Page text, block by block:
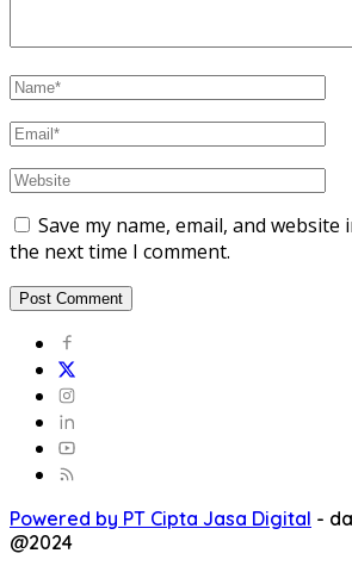
Save my name, email, and
the next time I comment.
Powered by PT Cipta Jasa Digital -
@2024